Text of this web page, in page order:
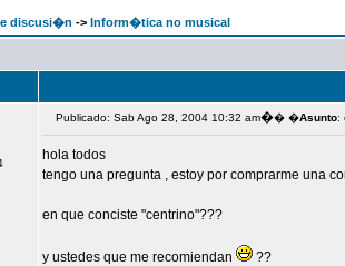
discusi�n -> Inform�tica no musical
Publicado: Sab Ago 28, 2004 10:32 am�� �Asunto:
hola todos
tengo una pregunta , estoy por comprarme una
en que conciste "centrino"???
y ustedes que me recomiendan ??